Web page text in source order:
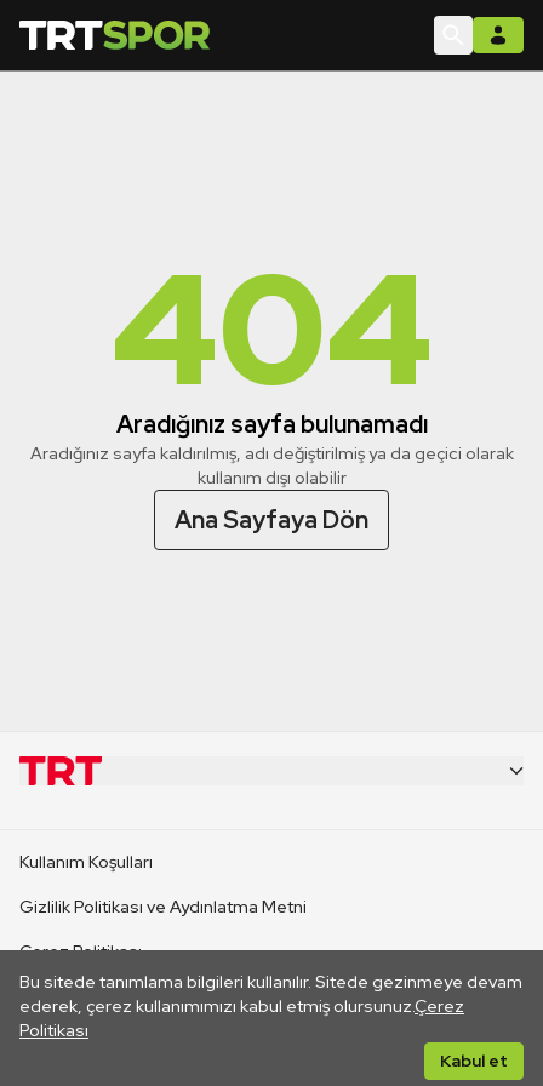
404
Aradığınız sayfa bulunamadı
Aradığınız sayfa kaldırılmış, adı değiştirilmiş ya da geçici olarak
kullanım dışı olabilir
Ana Sayfaya Dön
Bu sitede tanımlama bilgileri kullanılır. Sitede gezinmeye devam
ederek, çerez kullanımımızı kabul etmiş olursunuz.Çerez
Politikası
Kabul et
CANLI YAYINLAR
Kullanım Koşulları
Gizlilik Politikası ve Aydınlatma Metni
Çerez Politikası
İletişim
Her hakkı saklıdır. ©2026 TRT. Bağlantı yoluyla gidilen dış